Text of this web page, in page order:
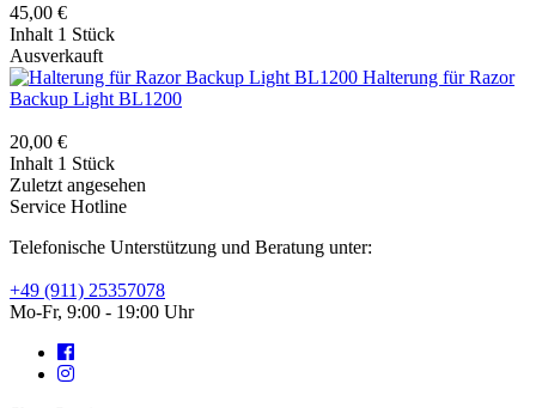
45,00 €
Inhalt 1 Stück
Ausverkauft
Halterung für Razor
Backup Light BL1200
20,00 €
Inhalt 1 Stück
Zuletzt angesehen
Service Hotline
Telefonische Unterstützung und Beratung unter:
+49 (911) 25357078
Mo-Fr, 9:00 - 19:00 Uhr